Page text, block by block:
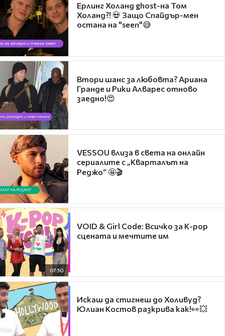
Ерлинг Холанд ghost-на Том
Холанд?! 💀 Защо Спайдър-мен
остана на "seen"😅
Втори шанс за любовта? Ариана
Гранде и Рики Алварес отново
заедно!😍
VESSOU влиза в света на онлайн
сериалите с „Кварталът на
Реджо“ 🤩🎬
07:50
VOID & Girl Code: Всичко за K-pop
сцената и мечтите им
Искаш да стигнеш до Холивуд?
Юлиан Костов разкрива как!👀💥